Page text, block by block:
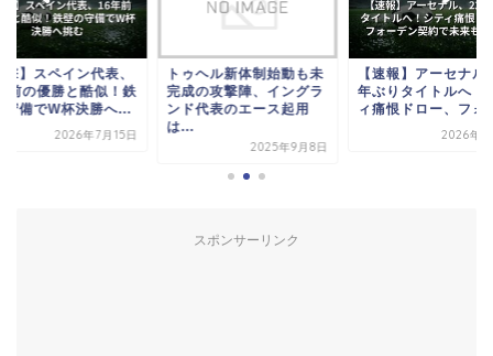
ヘル新体制始動も未
の攻撃陣、イングラ
代表のエース起用
【速報】アーセナル、22
年ぶりタイトルへ！シテ
ィ痛恨ドロー、フォー...
【衝撃】スペイン代
16年前の優勝と酷似
壁の守備でW杯決勝
2026年7
スポンサーリンク